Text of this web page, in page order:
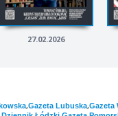
27.02.2026
,Gazeta Lubuska,Gazeta